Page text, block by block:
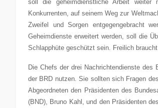
soll die geheimdienstliche Arbeit weiter
Konkurrenten, auf seinem Weg zur
Zweifel und Sorgen entgegengebracht
Geheimdienste erweitert werden, soll die
Schlapphüte geschützt sein. Freilich
Die Chefs der drei Nachrichtendienste
der BRD nutzen. Sie sollten sich Fragen
Abgeordneten den Präsidenten des
(BND), Bruno Kahl, und den Präsidenten